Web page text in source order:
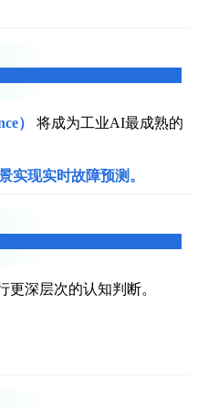
）
将成为工业AI最成熟的
实现实时故障预测。
深层次的认知判断。